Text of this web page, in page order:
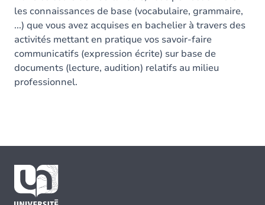
les connaissances de base (vocabulaire, grammaire,
...) que vous avez acquises en bachelier à travers des
activités mettant en pratique vos savoir-faire
communicatifs (expression écrite) sur base de
documents (lecture, audition) relatifs au milieu
professionnel.